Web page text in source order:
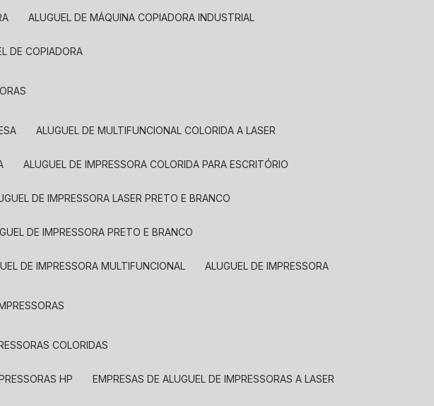
ALUGUEL DE MÁQUINA COPIADORA INDUSTRIAL
DE COPIADORA
ALUGUEL DE MULTIFUNCIONAL COLORIDA A LASER
ALUGUEL DE IMPRESSORA COLORIDA PARA ESCRITÓRIO
DE IMPRESSORA LASER PRETO E BRANCO
DE IMPRESSORA PRETO E BRANCO
DE IMPRESSORA MULTIFUNCIONAL ALUGUEL DE IMPRESSORA
COLORIDAS
HP EMPRESAS DE ALUGUEL DE IMPRESSORAS A LASER